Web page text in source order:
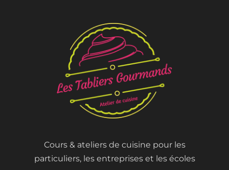
Cours & ateliers de cuisine pour les
particuliers, les entreprises et les écoles